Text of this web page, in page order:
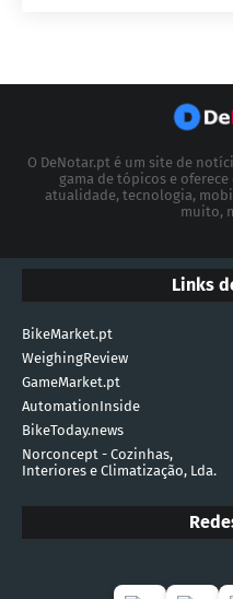
O DeNotar.pt é um site de
gama de tópicos e
atualidade, tecnologia,
muito,
Links
BikeMarket.pt
WeighingReview
GameMarket.pt
AutomationInside
BikeToday.news
Norconcept - Cozinhas,
Interiores e Climatização, Lda.